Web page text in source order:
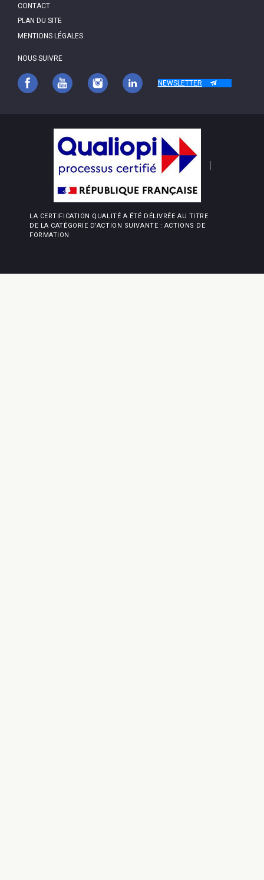
PIED
DE
PAGE
CONTACT
PLAN DU SITE
MENTIONS LÉGALES
NOUS SUIVRE
NEWSLETTER
LA CERTIFICATION QUALITÉ A ÉTÉ DÉLIVRÉE AU TITRE
DE LA CATÉGORIE D’ACTION SUIVANTE : ACTIONS DE
FORMATION